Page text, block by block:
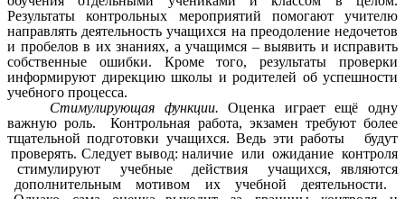
Результаты контрольных мероприятий помогают учителю
направлять деятельность учащихся на преодоление недочетов
и пробелов в их знаниях, а учащимся – выявить и исправить
собственные ошибки. Кроме того, результаты проверки
информируют дирекцию школы и родителей об успешности
учебного процесса.
Стимулирующая функции.Оценка играет ещё одну
важную роль. Контрольная работа, экзамен требуют более
тщательной подготовки учащихся. Ведь эти работы будут
проверять. Следует вывод: наличие или ожидание контроля
стимулируют учебные действия учащихся, являются
дополнительным мотивом их учебной деятельности.